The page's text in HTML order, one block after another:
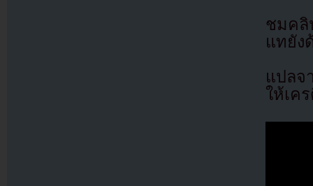
ชมคลิ
แทยัง
แปล
ให้เค